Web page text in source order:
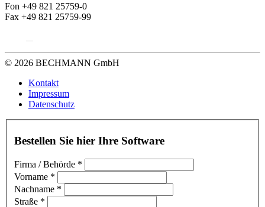
Fon +49 821 25759-0
Fax +49 821 25759-99
© 2026 BECHMANN GmbH
Kontakt
Impressum
Datenschutz
Bestellen Sie hier Ihre Software
Firma / Behörde *
Vorname *
Nachname *
Straße *